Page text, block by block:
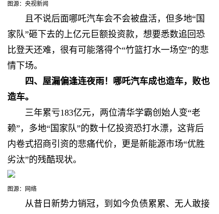
图源：央视新闻
且不说后面哪吒汽车会不会被盘活，但多地“国
家队”砸下去的上亿元巨额投资款， 想要悉数追回恐
比登天还难，很有可能落得个“竹篮打水一场空”的悲
情下场。
四、 屋漏偏逢连夜雨！哪吒汽车成也造车，败也
造车。
三年累亏183亿元，两位清华学霸创始人变“老
赖”，多地“国家队”的数十亿投资恐打水漂，这背后
内卷式招商引资的悲痛代价，更是新能源市场“优胜
劣汰”的残酷现状。
图源：网络
从昔日新势力销冠，到如今负债累累、无人敢接